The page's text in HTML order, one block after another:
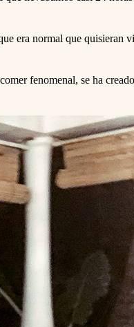
era normal que quisieran
fenomenal, se ha